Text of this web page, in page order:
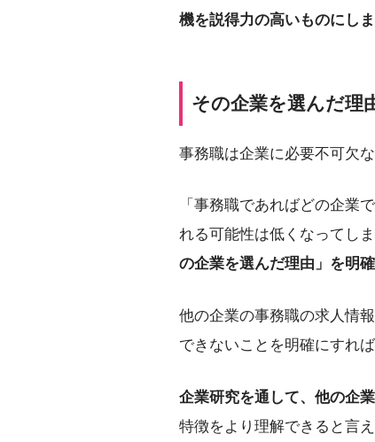
機を説得力の高いものにしま
その企業を選んだ理
事務職は企業に必要不可欠
「事務職であればどの企業
れる可能性は低くなってしま
の企業を選んだ理由」を明確
他の企業の事務職の求人情
できないことを明確にすれ
企業研究を通して、他の企
特徴をより理解できると言え